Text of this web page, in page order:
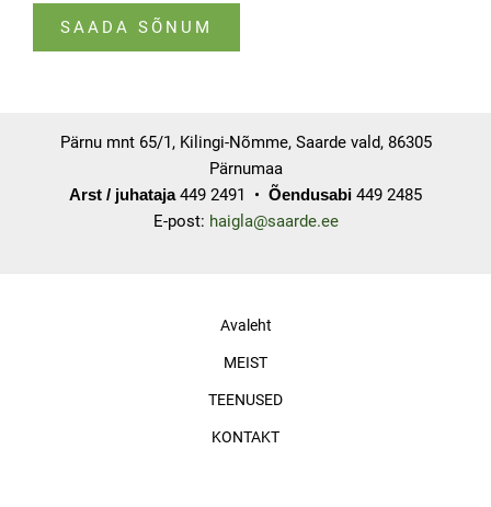
SAADA SÕNUM
Pärnu mnt 65/1, Kilingi-Nõmme, Saarde vald, 86305
Pärnumaa
Arst / juhataja449 2491 • Õendusabi 449 2485
E-post: haigla@saarde.ee
Avaleht
MEIST
TEENUSED
KONTAKT